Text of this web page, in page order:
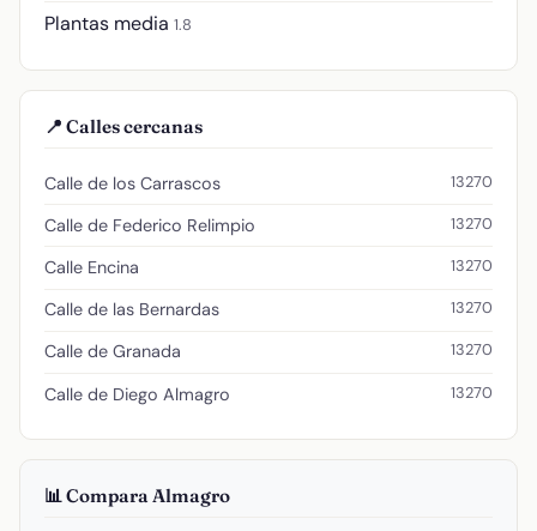
Plantas media 1.8
📍 Calles cercanas
Calle de los Carrascos 13270
Calle de Federico Relimpio 13270
Calle Encina 13270
Calle de las Bernardas 13270
Calle de Granada 13270
Calle de Diego Almagro 13270
📊 Compara Almagro